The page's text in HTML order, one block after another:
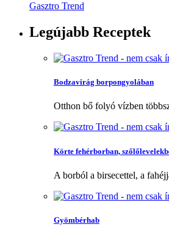
Gasztro Trend
Legújabb Receptek
Bodzavirág borpongyolában
Otthon bő folyó vízben
Körte fehérborban,
A borból a birsecettel, a
Gyömbérhab